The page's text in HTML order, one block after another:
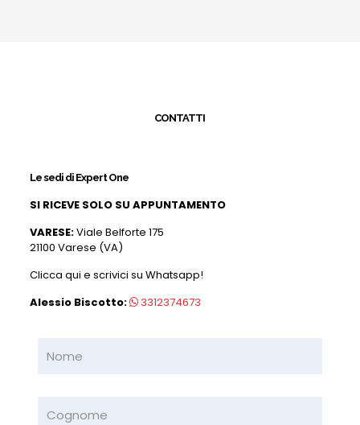
CONTATTI
Le sedi di Expert One
SI RICEVE SOLO SU APPUNTAMENTO
VARESE:Viale Belforte 175
21100 Varese (VA)
Clicca qui e scrivici su Whatsapp!
Alessio Biscotto:
3312374673